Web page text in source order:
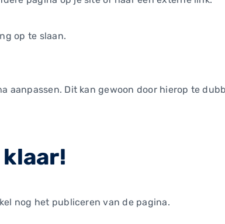
op te slaan.
aanpassen. Dit kan gewoon door hierop te
nog het publiceren van de pagina.